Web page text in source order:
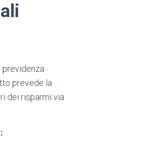
previdenza
prevede la
dei risparmi via